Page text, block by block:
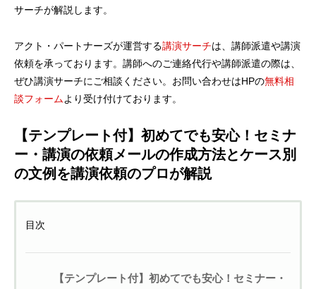
サーチが解説します。
アクト・パートナーズが運営する講演サーチは、講師派遣や講演
依頼を承っております。講師へのご連絡代行や講師派遣の際は、
ぜひ講演サーチにご相談ください。お問い合わせはHPの無料相
談フォームより受け付けております。
【テンプレート付】初めてでも安心！セミナ
ー・講演の依頼メールの作成方法とケース別
の文例を講演依頼のプロが解説
目次
【テンプレート付】初めてでも安心！セミナー・